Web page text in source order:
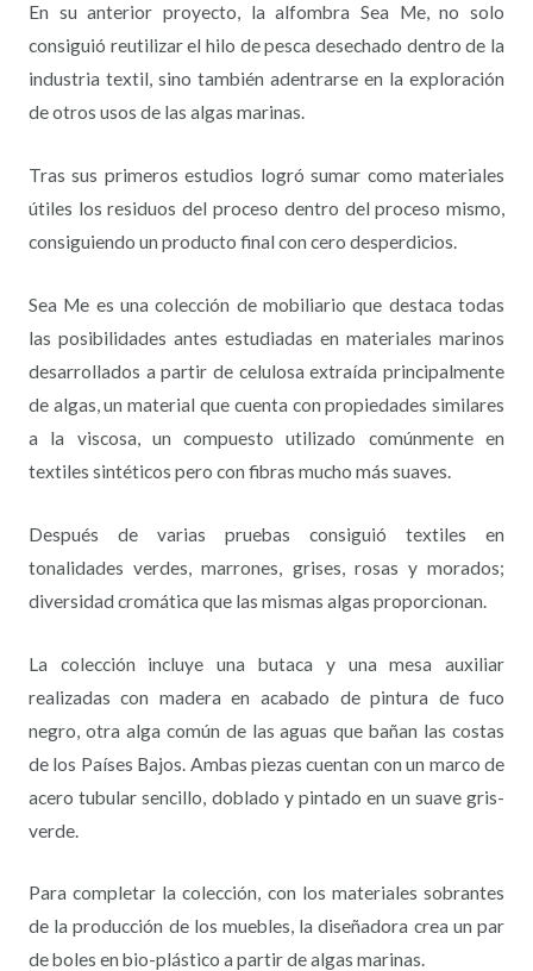
En su anterior proyecto, la alfombra Sea Me, no solo
consiguió reutilizar el hilo de pesca desechado dentro de la
industria textil, sino también adentrarse en la exploración
de otros usos de las algas marinas.
Tras sus primeros estudios logró sumar como materiales
útiles los residuos del proceso dentro del proceso mismo,
consiguiendo un producto final con cero desperdicios.
Sea Me es una colección de mobiliario que destaca todas
las posibilidades antes estudiadas en materiales marinos
desarrollados a partir de celulosa extraída principalmente
de algas, un material que cuenta con propiedades similares
a la viscosa, un compuesto utilizado comúnmente en
textiles sintéticos pero con fibras mucho más suaves.
Después de varias pruebas consiguió textiles en
tonalidades verdes, marrones, grises, rosas y morados;
diversidad cromática que las mismas algas proporcionan.
La colección incluye una butaca y una mesa auxiliar
realizadas con madera en acabado de pintura de fuco
negro, otra alga común de las aguas que bañan las costas
de los Países Bajos. Ambas piezas cuentan con un marco de
acero tubular sencillo, doblado y pintado en un suave gris-
verde.
Para completar la colección, con los materiales sobrantes
de la producción de los muebles, la diseñadora crea un par
de boles en bio-plástico a partir de algas marinas.